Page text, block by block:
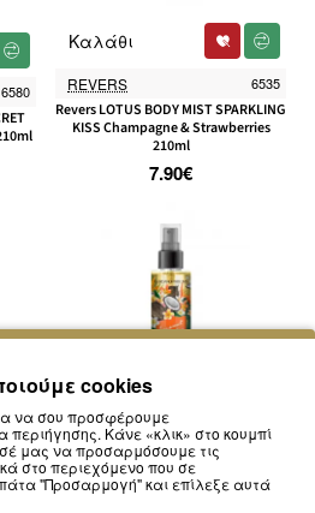
6580 REVERS 6535
Revers LOTUS BODY MIST SPARKLING
KISS Champagne & Strawberries
210ml
7.90€
Καλάθι
Εξαντλήθηκε
cookies
να σου προσφέρουμε
Κάνε «κλικ» στο κουμπί
μας να προσαρμόσουμε τις
στο περιεχόμενο που σε
"Προσαρμογή" και επίλεξε αυτά